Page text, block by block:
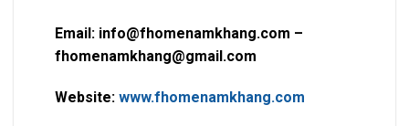
Email: info@fhomenamkhang.com –
fhomenamkhang@gmail.com
Website: www.fhomenamkhang.com